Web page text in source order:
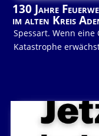
130 Jahre
im alten Kreis
Spessart. Wenn
Katastrophe